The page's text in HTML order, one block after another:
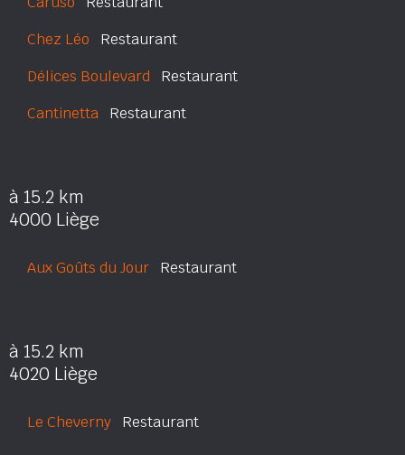
Chez Léo Restaurant
Délices Boulevard Restaurant
Cantinetta Restaurant
à 15.2 km
4000 Liège
Aux Goûts du Jour Restaurant
à 15.2 km
4020 Liège
Le Cheverny Restaurant